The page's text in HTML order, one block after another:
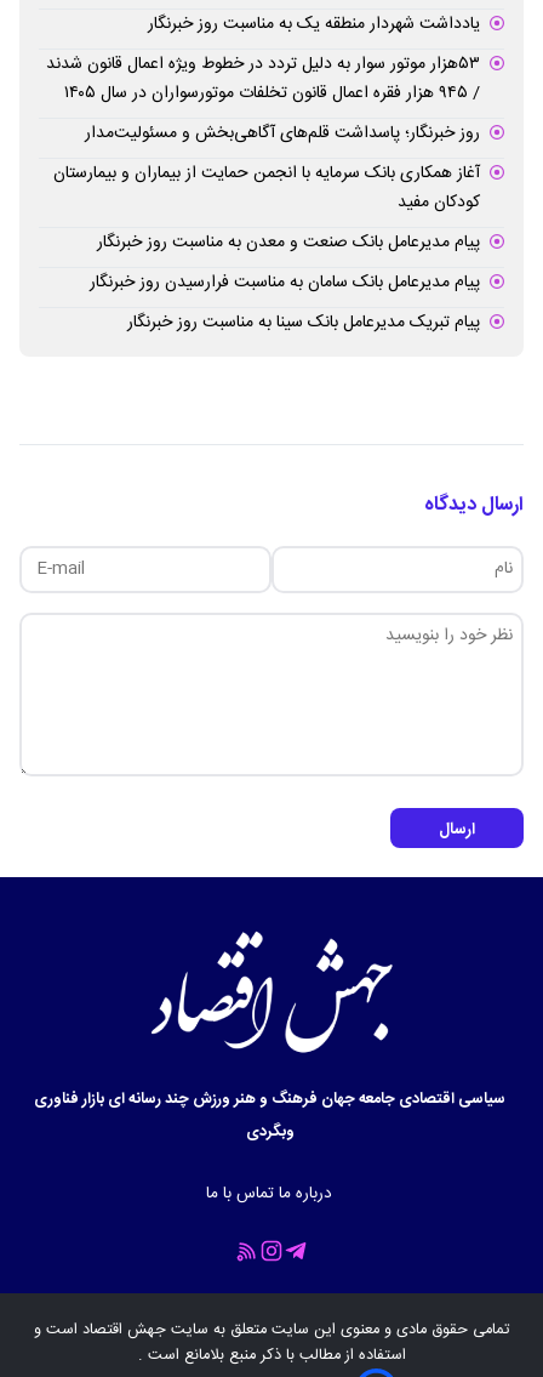
یادداشت شهردار منطقه یک به مناسبت روز خبرنگار
۵۳هزار موتور سوار به دلیل تردد در خطوط ویژه اعمال قانون شدند
/ ۹۴۵ هزار فقره اعمال قانون تخلفات موتورسواران در سال ۱۴۰۵
روز خبرنگار؛ پاسداشت قلم‌های آگاهی‌بخش و مسئولیت‌مدار
آغاز همکاری بانک سرمایه با انجمن حمایت از بیماران و بیمارستان
کودکان مفید
پیام مدیرعامل بانک صنعت و معدن به مناسبت روز خبرنگار
پیام مدیرعامل بانک سامان به مناسبت فرارسیدن روز خبرنگار
پیام تبریک مدیرعامل بانک سینا به مناسبت روز خبرنگار
ارسال دیدگاه
ارسال
سیاسیاقتصادیجامعهجهان فرهنگ و هنرورزشچند رسانه ایبازارفناوری
وبگردی
درباره ماتماس با ما
تمامی حقوق مادی و معنوی این سایت متعلق به سایتجهش اقتصاد است و
استفاده از مطالب با ذکر منبع بلامانع است .